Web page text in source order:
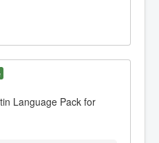
Language Pack for